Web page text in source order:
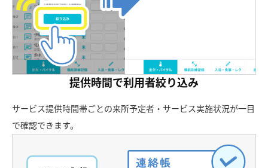
提供時間で利用者絞り込み
サービス提供時間帯ごとの来所予定者・サービス実施状況が一目
で確認できます。